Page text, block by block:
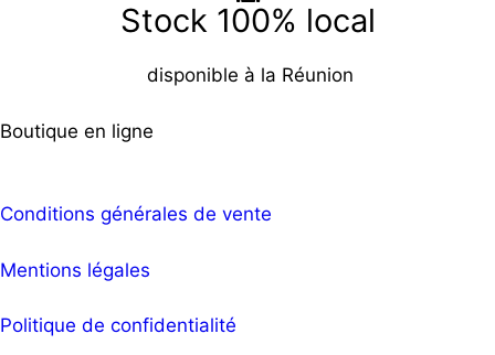
Stock 100% local
disponible à la Réunion
Boutique en ligne
Conditions générales de vente
Mentions légales
Politique de confidentialité